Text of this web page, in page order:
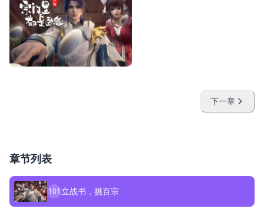
下一章
章节列表
101立战书，挑百宗